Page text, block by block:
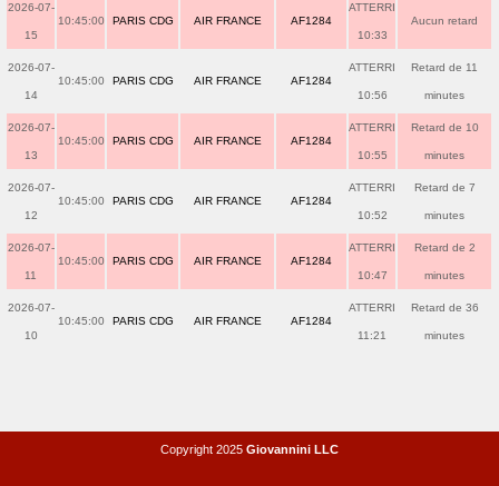
2026-07-
15
10:45:00 PARIS CDG AIR FRANCE AF1284
ATTERRI
10:33
Aucun retard
2026-07-
14
10:45:00 PARIS CDG AIR FRANCE AF1284
ATTERRI
10:56
Retard de 11
minutes
2026-07-
13
10:45:00 PARIS CDG AIR FRANCE AF1284
ATTERRI
10:55
Retard de 10
minutes
2026-07-
12
10:45:00 PARIS CDG AIR FRANCE AF1284
ATTERRI
10:52
Retard de 7
minutes
2026-07-
11
10:45:00 PARIS CDG AIR FRANCE AF1284
ATTERRI
10:47
Retard de 2
minutes
2026-07-
10
10:45:00 PARIS CDG AIR FRANCE AF1284
ATTERRI
11:21
Retard de 36
minutes
Copyright 2025 Giovannini LLC